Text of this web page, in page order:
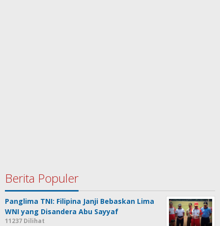
Berita Populer
Panglima TNI: Filipina Janji Bebaskan Lima
WNI yang Disandera Abu Sayyaf
11237 Dilihat